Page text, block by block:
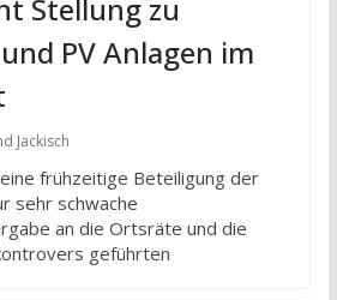
Stellung zu
PV Anlagen im
Jackisch
frühzeitige Beteiligung der
sehr schwache
an die Ortsräte und die
geführten